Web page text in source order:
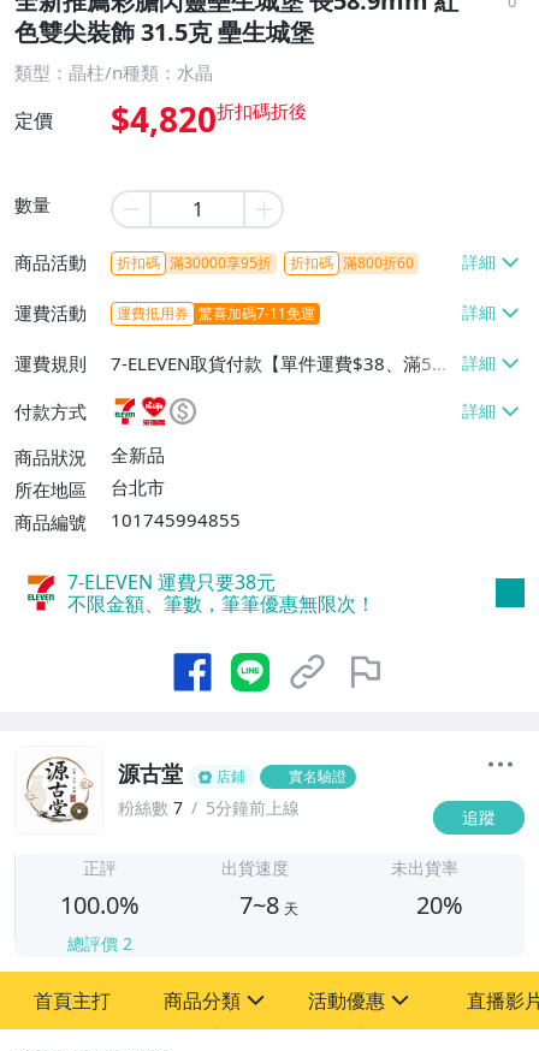
色雙尖裝飾 31.5克 壘生城堡
類型：晶柱/n種類：水晶
定價 $4,820
數量
商品活動 折扣碼 滿30000享95折 折扣碼 滿800折60
運費活動 運費抵用券 驚喜加碼7-11免運
運費規則
7-ELEVEN取貨付款【單件運費$38、滿5件
或消費滿$1298免運費】、7-ELEVEN取貨
不付款【免運費】、萊爾富取貨付款【單件
運費$60、滿5件或消費滿$1298免運
費】、宅配/貨運【單件運費$120、滿5件
付款方式
商品狀況
全新品
所在地區
台北市
商品編號
101745994855
7-ELEVEN 運費只要38元
不限金額、筆數，筆筆優惠無限次！
源古堂 店鋪 實名驗證
粉絲數 7 5分鐘前上線 追蹤
正評
100.0%
總評價 2
出貨速度
7~8 天
未出貨率
20%
首頁主打 商品分類 活動優惠 直播影